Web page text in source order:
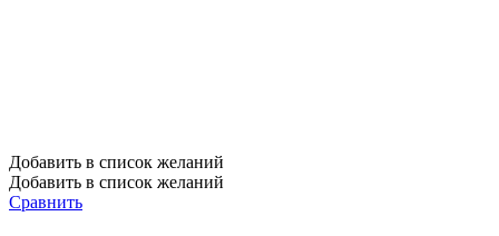
Добавить в список желаний
Добавить в список желаний
Сравнить